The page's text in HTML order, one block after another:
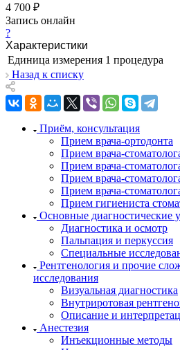
4 700 ₽
Запись онлайн
?
Характеристики
Единица измерения 1 процедура
Назад к списку
Приём, консультация
Прием врача-ортодонта
Прием врача-
Прием врача-
Прием врача-
Прием врача-
Прием гигиениста
Основные диагностические
Диагностика и осмотр
Пальпация и перкуссия
Специальные
Рентгенология и прочие
исследования
Визуальная диагностика
Внутриротовая
Описание и
Анестезия
Инъекционные методы